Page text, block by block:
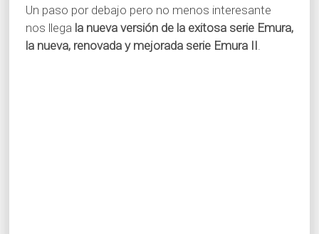
Un paso por debajo pero no menos interesante
nos llega la nueva versión de la exitosa serie Emura,
la nueva, renovada y mejorada serie Emura II.